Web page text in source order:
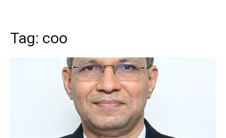
Tag: coo